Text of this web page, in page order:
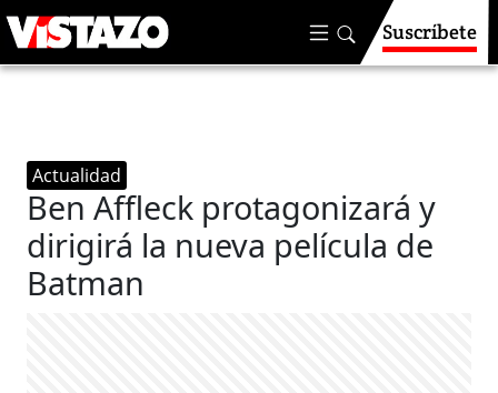
Suscríbete
Actualidad
Ben Affleck protagonizará y
dirigirá la nueva película de
Batman